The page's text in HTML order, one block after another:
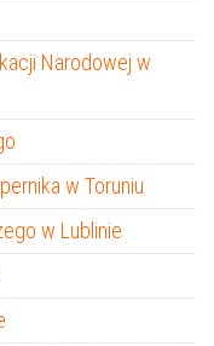
Narodowej w
w Toruniu
w Lublinie